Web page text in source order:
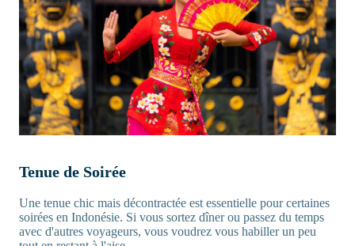
Tenue de Soirée
Une tenue chic mais décontractée est essentielle pour certaines
soirées en Indonésie. Si vous sortez dîner ou passez du temps
avec d'autres voyageurs, vous voudrez vous habiller un peu